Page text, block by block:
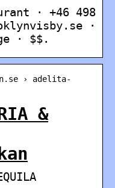
· +46 498
·
· $$.
› adelita-
&